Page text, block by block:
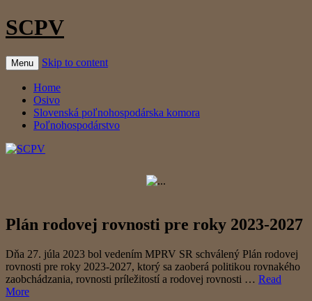
SCPV
Menu Skip to content
Home
Osivo
Slovenská poľnohospodárska komora
Poľnohospodárstvo
Plán rodovej rovnosti pre roky 2023-2027
Dňa 27. júla 2023 bol vedením MPRV SR schválený Plán rodovej
rovnosti pre roky 2023-2027, ktorý sa zaoberá politikou rovnakého
zaobchádzania, rovnosti príležitostí a rodovej rovnosti … Read
More